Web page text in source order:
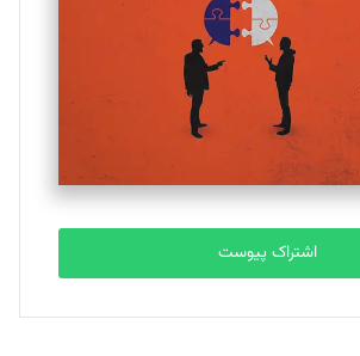
مسجدی آرانی
اشتراک پیوست